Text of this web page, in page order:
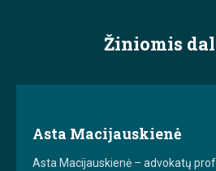
Žiniomis
Asta Macijauskienė
Asta Macijauskienė – advokatų